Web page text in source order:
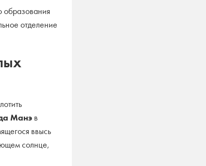
образования
отделение
Манэ в
ввысь
солнце,